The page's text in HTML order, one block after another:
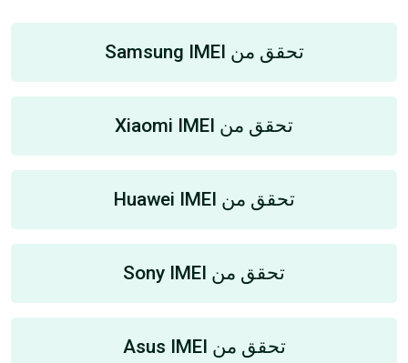
تحقق من Samsung IMEI
تحقق من Xiaomi IMEI
تحقق من Huawei IMEI
تحقق من Sony IMEI
تحقق من Asus IMEI